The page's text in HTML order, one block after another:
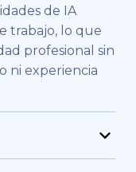
de IA
trabajo, lo que
profesional sin
ni experiencia
personas y